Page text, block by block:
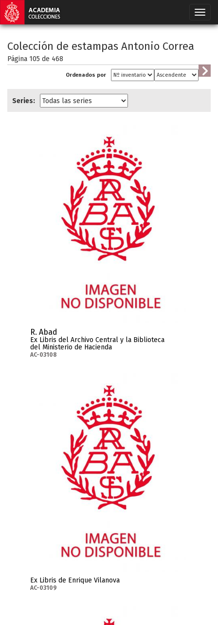
Colección de estampas Antonio Correa
Página 105 de 468
Ordenados por
Series:
R. Abad
Ex Libris del Archivo Central y la Biblioteca
del Ministerio de Hacienda
AC-03108
Ex Libris de Enrique Vilanova
AC-03109